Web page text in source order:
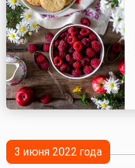
3 июня 2022 года